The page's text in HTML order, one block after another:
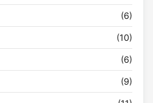
(6)
(10)
(6)
(9)